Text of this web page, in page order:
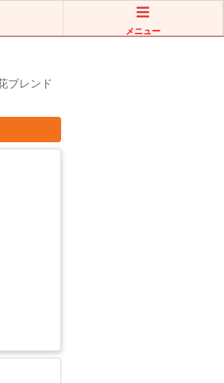
メニュー
ブレンド